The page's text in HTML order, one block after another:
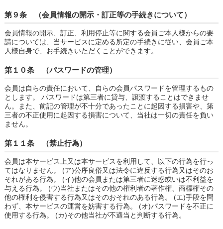
第９条 （会員情報の開示・訂正等の手続きについて）
会員情報の開示、訂正、利用停止等に関する会員ご本人様からの要
請については、当サービスに定める所定の手続きに従い、会員ご本
人様自身で、お手続きいただくことができます。
第１０条 （パスワードの管理）
会員は自らの責任において、自らの会員パスワードを管理するもの
とします。 パスワードは第三者に貸与、譲渡することはできませ
ん。また、前記の管理が不十分であったことに起因する損害や、第
三者の不正使用に起因する損害について、当社は一切の責任を負い
ません。
第１１条 （禁止行為）
会員は本サービス上又は本サービスを利用して、以下の行為を行っ
てはなりません。 (ア)公序良俗又は法令に違反する行為又はそのお
それがある行為。 (イ)他の会員または第三者に迷惑或いは不利益を
与える行為。 (ウ)当社またはその他の権利者の著作権、商標権その
他の権利を侵害する行為又はそのおそれのある行為。 (エ)手段を問
わず、本サービスの運営を妨害する行為。 (オ)パスワードを不正に
使用する行為。 (カ)その他当社が不適当と判断する行為。